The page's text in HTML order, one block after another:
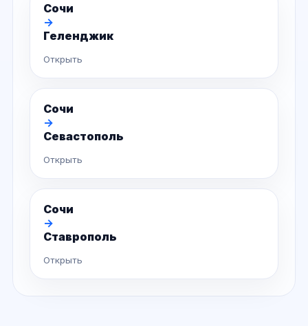
Сочи
→
Геленджик
Открыть
Сочи
→
Севастополь
Открыть
Сочи
→
Ставрополь
Открыть